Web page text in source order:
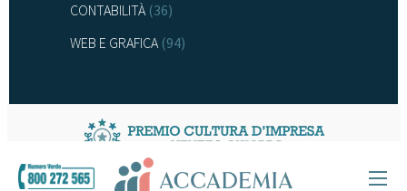
CONTABILITÀ(36)
WEB E GRAFICA(94)